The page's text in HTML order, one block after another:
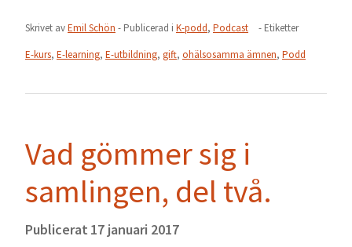
Skrivet avEmil Schön - Publicerad i K-podd, Podcast
- Etiketter
E-kurs, E-learning, E-utbildning, gift, ohälsosamma ämnen, Podd
Vad gömmer sig i
samlingen, del två.
Publicerat 17 januari 2017